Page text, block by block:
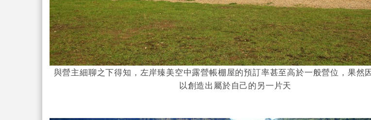
與營主細聊之下得知，左岸臻美空中露營帳棚屋的預訂率甚至高於一般營位，果然
以創造出屬於自己的另一片天